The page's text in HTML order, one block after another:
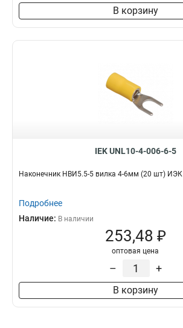
В корзину
IEK UNL10-4-006-6-5
Наконечник НBИ5.5-5 вилка 4-6мм (20 шт) ИЭК
Подробнее
Наличие: В наличии
253,48 ₽
оптовая цена
– +
В корзину